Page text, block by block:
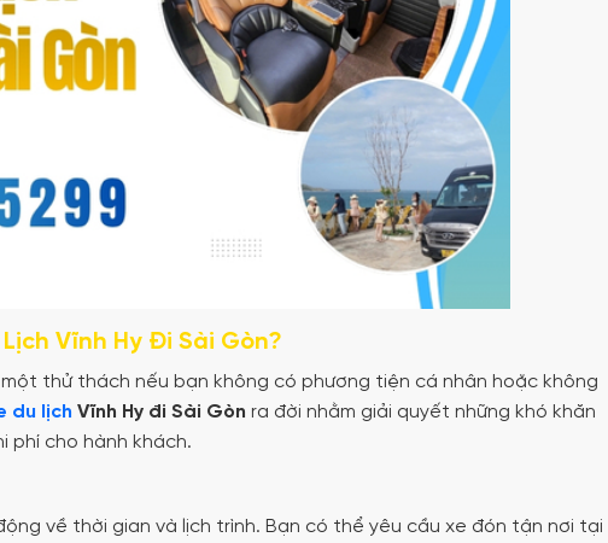
Vĩnh Hy Đi Sài Gòn?
thử thách nếu bạn không có phương tiện cá nhân hoặc không
du lịch Vĩnh Hy đi Sài Gòn ra đời nhằm giải quyết những khó khăn
phí cho hành khách.
về thời gian và lịch trình. Bạn có thể yêu cầu xe đón tận nơi tại